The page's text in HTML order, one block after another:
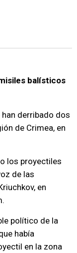
balísticos
derribado dos
de Crimea, en
los proyectiles
de las
en
político de la
había
en la zona